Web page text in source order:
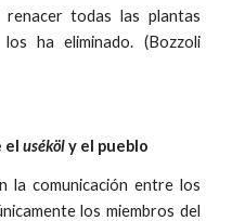
renacer todas las plantas
los ha eliminado. (Bozzoli
el uséköl y el pueblo
la comunicación entre los
los miembros del